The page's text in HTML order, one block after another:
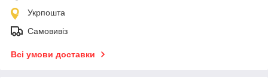
Укрпошта
Самовивіз
Всі умови доставки